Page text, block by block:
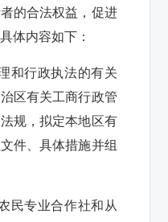
的合法权益，促进
体内容如下：
和行政执法的有关
区有关工商行政管
规，拟定本地区有
件、具体措施并组
民专业合作社和从